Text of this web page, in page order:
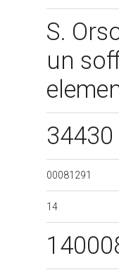
S.
un
00081291
14